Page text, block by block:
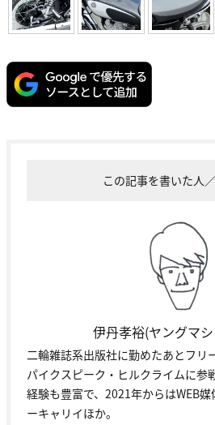
この記事を書いた人
伊丹孝裕(ヤングマ
二輪雑誌系出版社に勤めたあとフリ
パイクスピーク・ヒルクライムに参
経験も豊富で、2021年からはWEB
ーキャリイほか。